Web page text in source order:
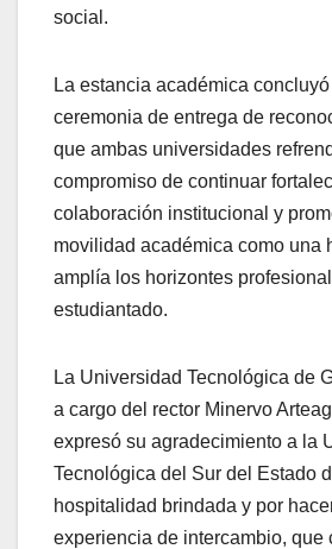
social.
La estancia académica
ceremonia de entrega de
que ambas universidades
compromiso de continuar
colaboración institucional y
movilidad académica como una
amplía los horizontes
estudiantado.
La Universidad Tecnológica de
a cargo del rector Minervo
expresó su agradecimiento a la
Tecnológica del Sur del Estado
hospitalidad brindada y por
experiencia de intercambio, que